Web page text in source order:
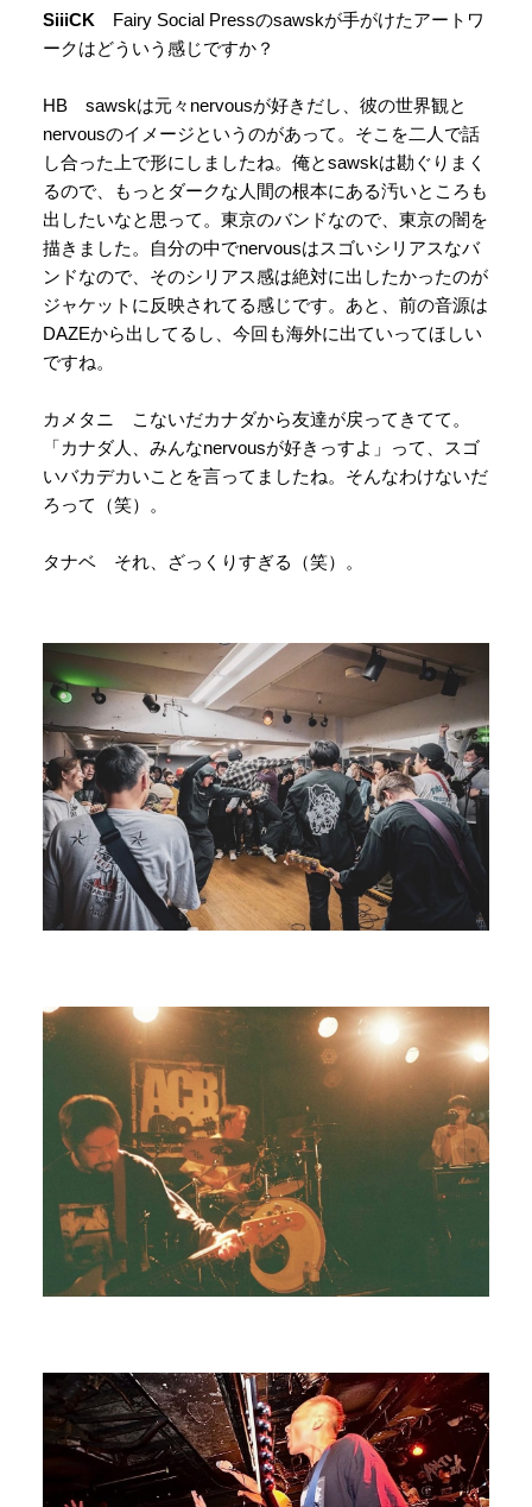
SiiiCK Fairy Social Pressのsawskが手がけたアートワ
ークはどういう感じですか？
HB sawskは元々nervousが好きだし、彼の世界観と
nervousのイメージというのがあって。そこを二人で話
し合った上で形にしましたね。俺とsawskは勘ぐりまく
るので、もっとダークな人間の根本にある汚いところも
出したいなと思って。東京のバンドなので、東京の闇を
描きました。自分の中でnervousはスゴいシリアスなバ
ンドなので、そのシリアス感は絶対に出したかったのが
ジャケットに反映されてる感じです。あと、前の音源は
DAZEから出してるし、今回も海外に出ていってほしい
ですね。
カメタニ こないだカナダから友達が戻ってきてて。
「カナダ人、みんなnervousが好きっすよ」って、スゴ
いバカデカいことを言ってましたね。そんなわけないだ
ろって（笑）。
タナベ それ、ざっくりすぎる（笑）。